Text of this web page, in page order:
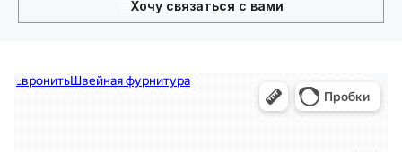
Хочу связаться с вами
Евронить